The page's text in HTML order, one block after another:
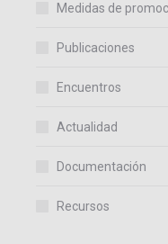
Medidas de
Publicaciones
Encuentros
Actualidad
Documentación
Recursos